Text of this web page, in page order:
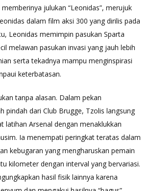
julukan “Leonidas”, merujuk
dalam film aksi 300 yang dirilis pada
Leonidas memimpin pasukan Sparta
melawan pasukan invasi yang jauh lebih
serta tekadnya mampu menginspirasi
keterbatasan.
tanpa alasan. Dalam pekan
pindah dari Club Brugge, Tzolis langsung
latihan Arsenal dengan menaklukkan
Ia menempati peringkat teratas dalam
kebugaran yang mengharuskan pemain
kilometer dengan interval yang bervariasi.
hasil fisik lainnya karena